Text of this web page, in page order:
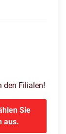
den Filialen!
Sie
aus.